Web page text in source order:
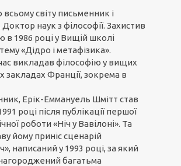
світу письменник і
наук з філософії. Захистив
в 1986 році у Вищій школі
«Дідро і метафізика».
викладав філософію у вищих
закладах Франції, зокрема в
Ерік-Еммануель Шмітт став
році після публікації першої
роботи «Ніч у Вавілоні». Та
йому приніс сценарій
написаний у 1993 році, за який
багатьма